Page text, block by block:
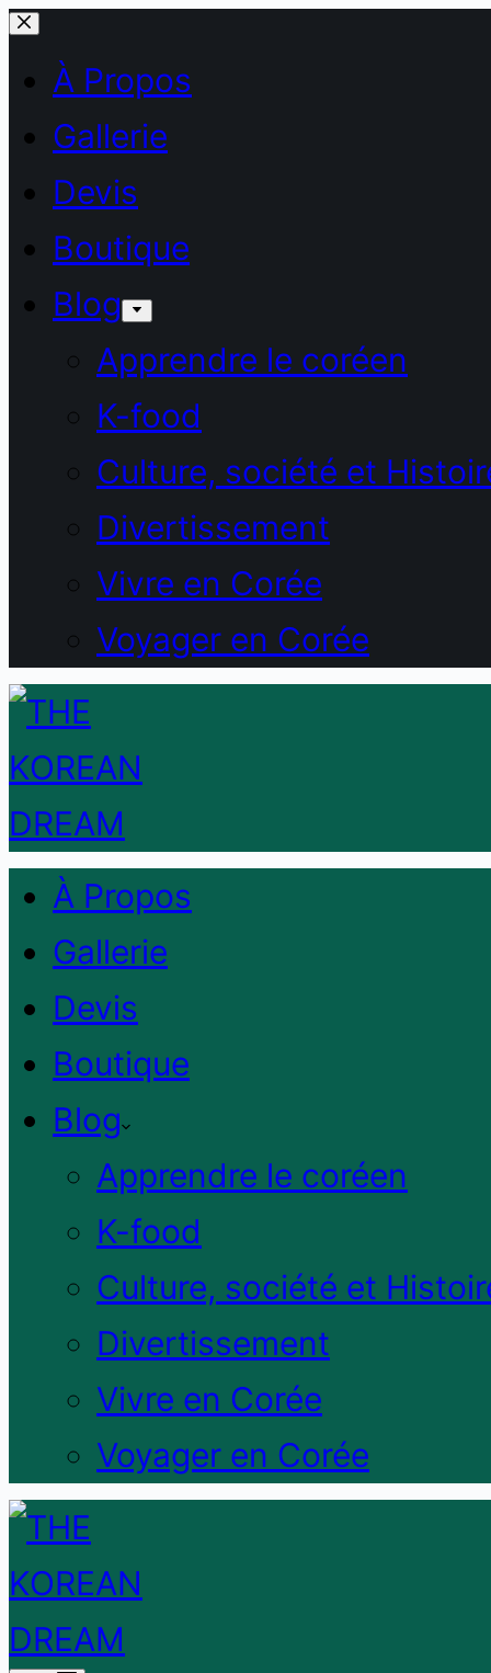
Passer
contenuÀ Propos
Gallerie
Devis
Boutique
Blog
Apprendre le coréen
K-food
Culture, société et
Divertissement
Vivre en Corée
Voyager en Corée
À Propos
Gallerie
Devis
Boutique
Blog
Apprendre le coréen
K-food
Culture, société et
Divertissement
Vivre en Corée
Voyager en Corée